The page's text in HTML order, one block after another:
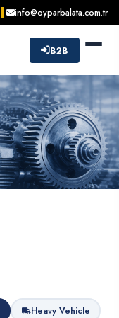
info@oyparbalata.com.tr
B2B
Heavy Vehicle